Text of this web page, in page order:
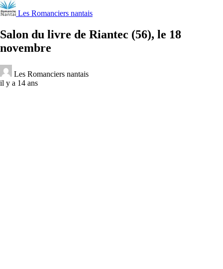
Les Romanciers nantais
Salon du livre de Riantec (56), le 18
novembre
Les Romanciers nantais
il y a 14 ans